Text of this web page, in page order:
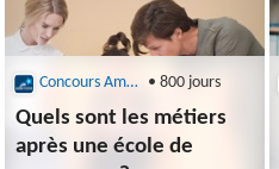
Concours Ambitions • 800 jours
Quels sont les métiers
après une école de